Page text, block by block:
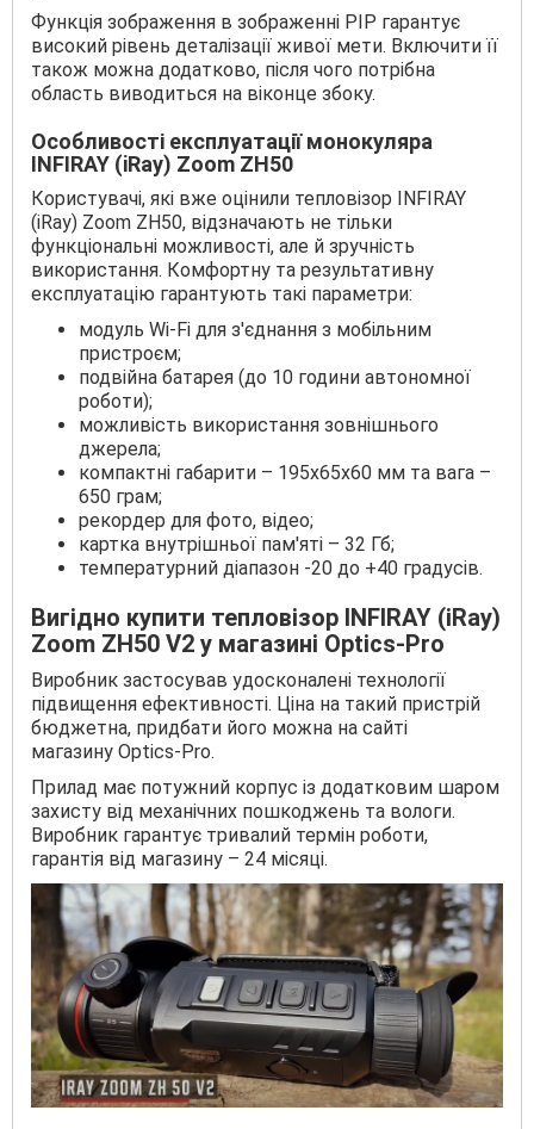
Функція зображення в зображенні PIP гарантує
високий рівень деталізації живої мети. Включити її
також можна додатково, після чого потрібна
область виводиться на віконце збоку.
Особливості експлуатації монокуляра
INFIRAY (iRay) Zoom ZH50
Користувачі, які вже оцінили тепловізор INFIRAY
(iRay) Zoom ZH50, відзначають не тільки
функціональні можливості, але й зручність
використання. Комфортну та результативну
експлуатацію гарантують такі параметри:
модуль Wi-Fi для з'єднання з мобільним
пристроєм;
подвійна батарея (до 10 години автономної
роботи);
можливість використання зовнішнього
джерела;
компактні габарити – 195x65x60 мм та вага –
650 грам;
рекордер для фото, відео;
картка внутрішньої пам'яті – 32 Гб;
температурний діапазон -20 до +40 градусів.
Вигідно купити тепловізор INFIRAY (iRay)
Zoom ZH50 V2 у магазині Optics-Pro
Виробник застосував удосконалені технології
підвищення ефективності. Ціна на такий пристрій
бюджетна, придбати його можна на сайті
магазину Optics-Pro.
Прилад має потужний корпус із додатковим шаром
захисту від механічних пошкоджень та вологи.
Виробник гарантує тривалий термін роботи,
гарантія від магазину – 24 місяці.